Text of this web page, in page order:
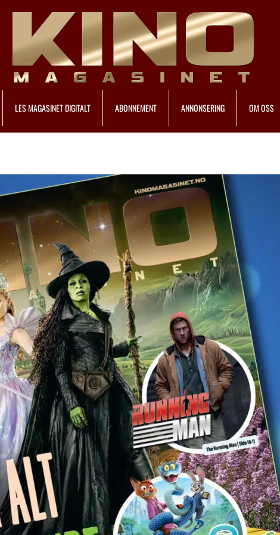
LES MAGASINET DIGITALT ABONNEMENT ANNONSERING OM OSS